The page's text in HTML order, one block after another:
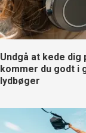
Undgå at kede dig
kommer du godt i
lydbøger